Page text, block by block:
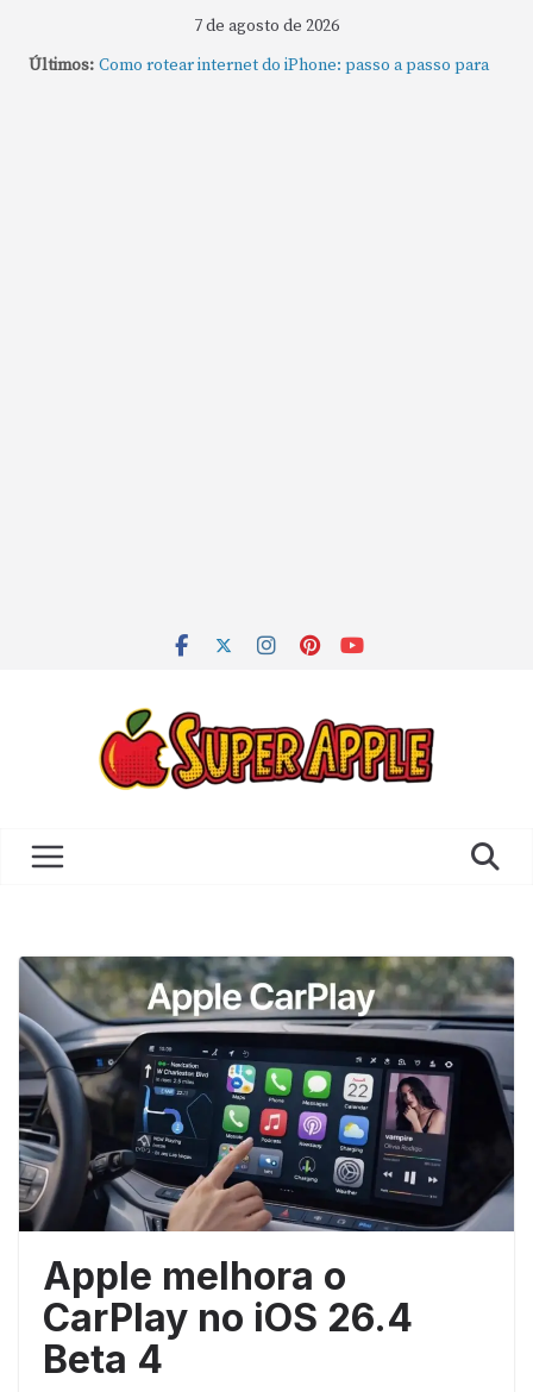
7 de agosto de 2026
Últimos: Como rotear internet do iPhone: passo a passo para
Apple melhora o
CarPlay no iOS 26.4
Beta 4